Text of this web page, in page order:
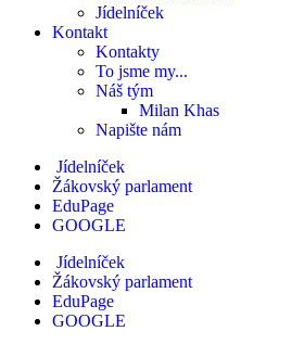
Jídelníček
Kontakt
Kontakty
To jsme my...
Náš tým
Milan Khas
Napište nám
Jídelníček
Žákovský parlament
EduPage
GOOGLE
Jídelníček
Žákovský parlament
EduPage
GOOGLE